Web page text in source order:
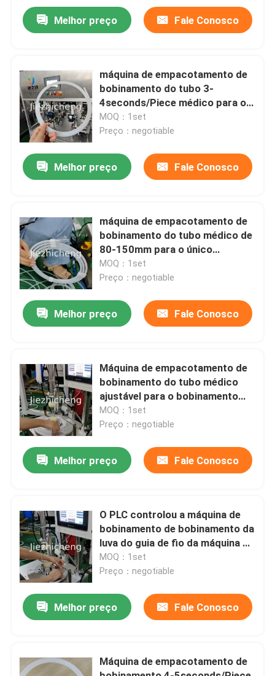
Para casa
Vídeos
Sobre nós
Visita à fábrica
Controle de qualidade
Contacte-nos
Solicite um orçamento
Equipamento médico que faz a máquina
Melhor preço Fale Conosco
máquina de empacotamento de
bobinamento do tubo 3-
4seconds/Piece médico para o
enrolamento da bainha do fio de
guia
MOQ：1set
Preço：negotiable
Melhor preço Fale Conosco
máquina de empacotamento de
bobinamento do tubo médico de
80-150mm para o único
bobinamento dobro da
mangueira
MOQ：1set
Preço：negotiable
Melhor preço Fale Conosco
Máquina de empacotamento de
bobinamento do tubo médico
ajustável para o bobinamento
médico automático do tubo
MOQ：1set
Preço：negotiable
Melhor preço Fale Conosco
O PLC controlou a máquina de
bobinamento de bobinamento da
luva do guia de fio da máquina de
empacotamento do tubo médico
MOQ：1set
Preço：negotiable
Melhor preço Fale Conosco
Máquina de empacotamento de